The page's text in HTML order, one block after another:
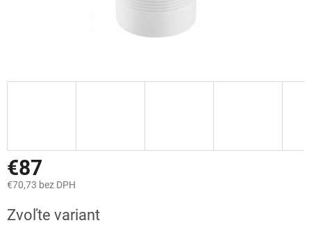
€87
€70,73 bez DPH
cena:
Zvoľte variant